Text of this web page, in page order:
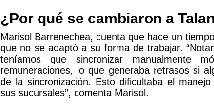
¿Por qué se cambiaron a
Marisol Barrenechea, cuenta que hace un
que no se adaptó a su forma de trabajar.
teníamos que sincronizar manualmente
remuneraciones, lo que generaba retrasos si
de la sincronización. Esto dificultaba el
sus sucursales”, comenta Marisol.